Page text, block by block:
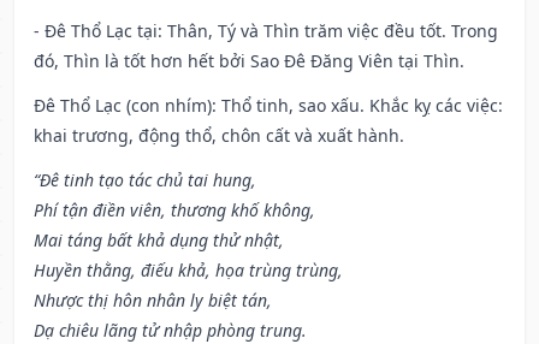
- Đê Thổ Lạc tại: Thân, Tý và Thìn trăm việc đều tốt. Trong
đó, Thìn là tốt hơn hết bởi Sao Đê Đăng Viên tại Thìn.
Đê Thổ Lạc (con nhím): Thổ tinh, sao xấu. Khắc kỵ các việc:
khai trương, động thổ, chôn cất và xuất hành.
“Đê tinh tạo tác chủ tai hung,
Phí tận điền viên, thương khố không,
Mai táng bất khả dụng thử nhật,
Huyền thằng, điếu khả, họa trùng trùng,
Nhược thị hôn nhân ly biệt tán,
Dạ chiêu lãng tử nhập phòng trung.